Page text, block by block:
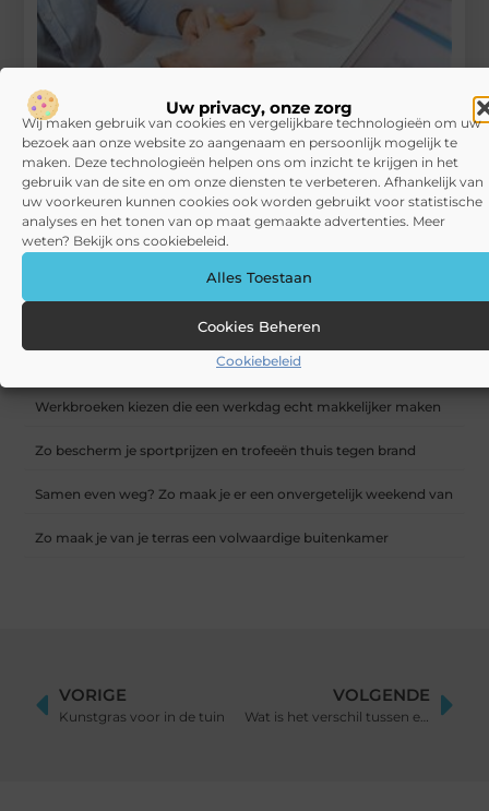
Uw privacy, onze zorg
Wij maken gebruik van cookies en vergelijkbare technologieën om uw
bezoek aan onze website zo aangenaam en persoonlijk mogelijk te
maken. Deze technologieën helpen ons om inzicht te krijgen in het
gebruik van de site en om onze diensten te verbeteren. Afhankelijk van
uw voorkeuren kunnen cookies ook worden gebruikt voor statistische
analyses en het tonen van op maat gemaakte advertenties. Meer
weten? Bekijk ons cookiebeleid.
Alles Toestaan
Cookies Beheren
Cookiebeleid
De beste WordPress websites
RECENTE BERICHTEN
Actief genieten én relaxen: waarom Gelderland de perfecte
Slim kiezen voor digitaal lezen met een Kobo e-reader
Werkbroeken kiezen die een werkdag echt makkelijker maken
Zo bescherm je sportprijzen en trofeeën thuis tegen brand
Samen even weg? Zo maak je er een onvergetelijk weekend van
Zo maak je van je terras een volwaardige buitenkamer
VORIGE
Kunstgras voor in de tuin
VOLGENDE
Wat is het verschil tussen een meterkast en groepenkast?